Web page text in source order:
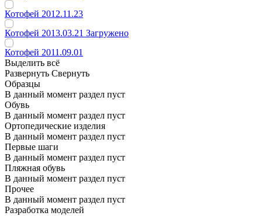
Котофей 2012.11.23
Котофей 2013.03.21 Загружено
Котофей 2011.09.01
Выделить всё
Развернуть Свернуть
Образцы
В данный момент раздел пуст
Обувь
В данный момент раздел пуст
Ортопедические изделия
В данный момент раздел пуст
Первые шаги
В данный момент раздел пуст
Пляжная обувь
В данный момент раздел пуст
Прочее
В данный момент раздел пуст
Разработка моделей